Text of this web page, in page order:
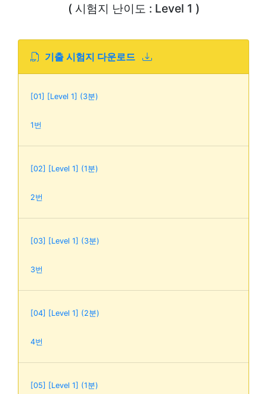
( 시험지 난이도 : Level 1 )
기출 시험지 다운로드
[01] [Level 1] (3분)
1번
[02] [Level 1] (1분)
2번
[03] [Level 1] (3분)
3번
[04] [Level 1] (2분)
4번
[05] [Level 1] (1분)